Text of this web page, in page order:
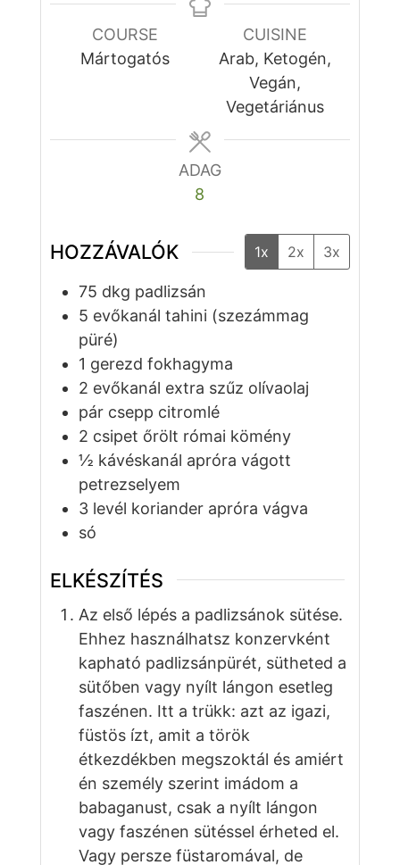
COURSE
Mártogatós
CUISINE
Arab, Ketogén,
Vegán,
Vegetáriánus
ADAG
8
HOZZÁVALÓK 1x 2x 3x
75 dkg padlizsán
5 evőkanál tahini (szezámmag
püré)
1 gerezd fokhagyma
2 evőkanál extra szűz olívaolaj
pár csepp citromlé
2 csipet őrölt római kömény
½ kávéskanál apróra vágott
petrezselyem
3 levél koriander apróra vágva
só
ELKÉSZÍTÉS
Az első lépés a padlizsánok sütése.
Ehhez használhatsz konzervként
kapható padlizsánpürét, sütheted a
sütőben vagy nyílt lángon esetleg
faszénen. Itt a trükk: azt az igazi,
füstös ízt, amit a török
étkezdékben megszoktál és amiért
én személy szerint imádom a
babaganust, csak a nyílt lángon
vagy faszénen sütéssel érheted el.
Vagy persze füstaromával, de